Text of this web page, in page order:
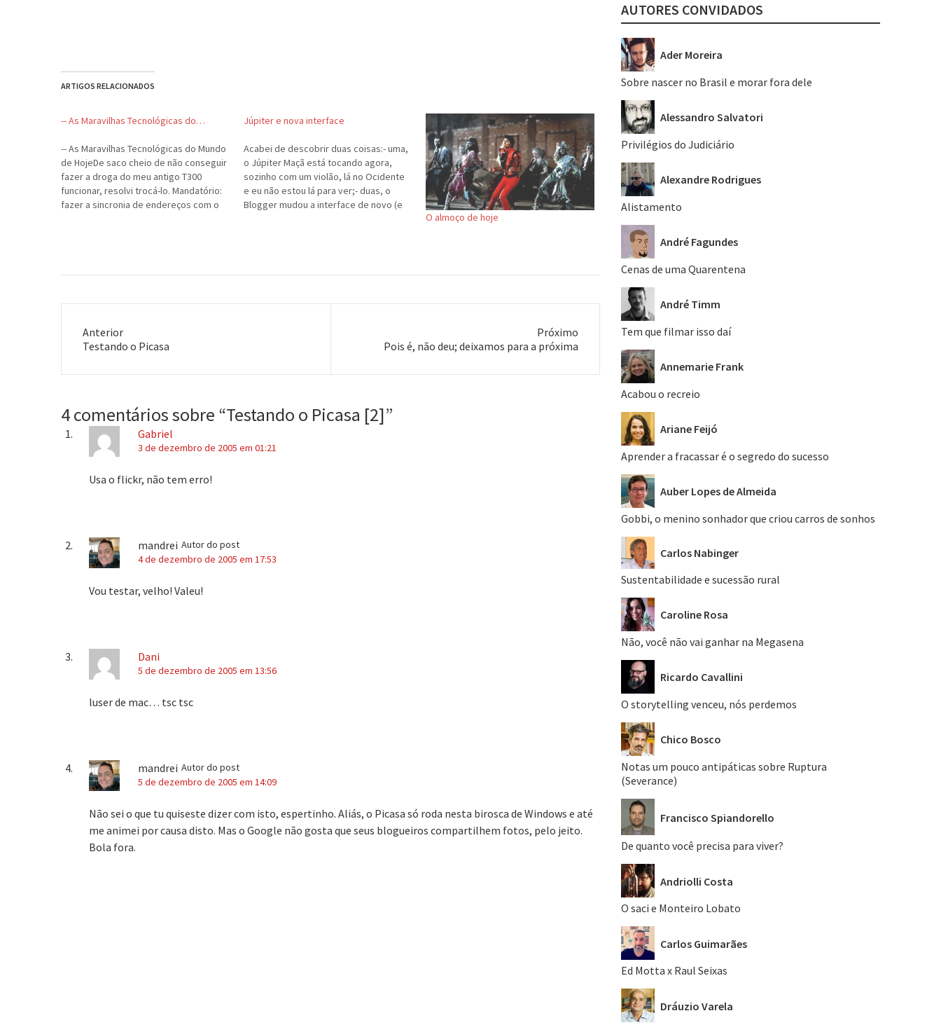
ARTIGOS RELACIONADOS
-- As Maravilhas Tecnológicas do…
-- As Maravilhas Tecnológicas do Mundo
de HojeDe saco cheio de não conseguir
fazer a droga do meu antigo T300
funcionar, resolvi trocá-lo. Mandatório:
fazer a sincronia de endereços com o
Júpiter e nova interface
Acabei de descobrir duas coisas:- uma,
o Júpiter Maçã está tocando agora,
sozinho com um violão, lá no Ocidente
e eu não estou lá para ver;- duas, o
Blogger mudou a interface de novo (e
O almoço de hoje
Anterior
Post
Testando o Picasa
Próximo
PróximoPois é, não deu; deixamos para a próxima
4 comentários sobre “Testando o Picasa [2]”
Gabriel
3 de dezembro de 2005 em 01:21
Usa o flickr, não tem erro!
mandrei Autor do post
4 de dezembro de 2005 em 17:53
Vou testar, velho! Valeu!
Dani
5 de dezembro de 2005 em 13:56
luser de mac… tsc tsc
mandrei Autor do post
5 de dezembro de 2005 em 14:09
Não sei o que tu quiseste dizer com isto, espertinho. Aliás, o Picasa só roda nesta birosca de Windows e até
me animei por causa disto. Mas o Google não gosta que seus blogueiros compartilhem fotos, pelo jeito.
Bola fora.
AUTORES CONVIDADOS
Ader Moreira
Sobre nascer no Brasil e morar fora dele
Alessandro Salvatori
Privilégios do Judiciário
Alexandre Rodrigues
Alistamento
André Fagundes
Cenas de uma Quarentena
André Timm
Tem que filmar isso daí
Annemarie Frank
Acabou o recreio
Ariane Feijó
Aprender a fracassar é o segredo do sucesso
Auber Lopes de Almeida
Gobbi, o menino sonhador que criou carros de sonhos
Carlos Nabinger
Sustentabilidade e sucessão rural
Caroline Rosa
Não, você não vai ganhar na Megasena
Ricardo Cavallini
O storytelling venceu, nós perdemos
Chico Bosco
Notas um pouco antipáticas sobre Ruptura
(Severance)
Francisco Spiandorello
De quanto você precisa para viver?
Andriolli Costa
O saci e Monteiro Lobato
Carlos Guimarães
Ed Motta x Raul Seixas
Dráuzio Varela